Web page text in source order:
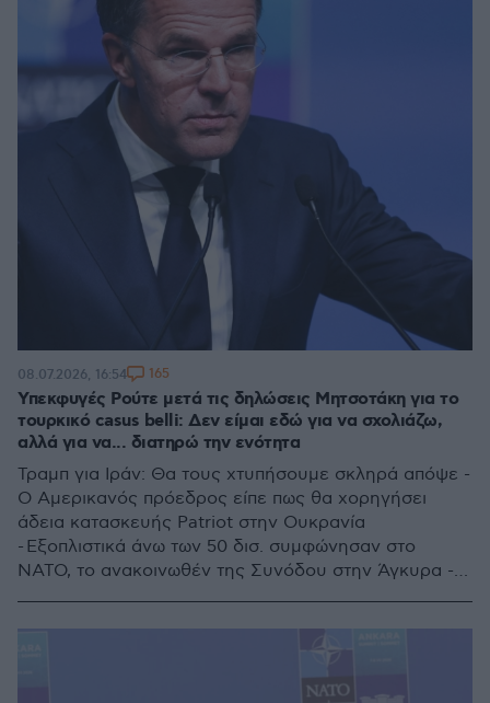
Υπεκφυγές Ρούτε μετά τις δηλώσεις Μητσοτάκη για το
τουρκικό casus belli: Δεν είμαι εδώ για να σχολιάζω,
αλλά για να... διατηρώ την ενότητα
Τραμπ για Ιράν: Θα τους χτυπήσουμε σκληρά απόψε -
Ο Αμερικανός πρόεδρος είπε πως θα χορηγήσει
άδεια κατασκευής Patriot στην Ουκρανία
- Εξοπλιστικά άνω των 50 δισ. συμφώνησαν στο
ΝΑΤΟ, το ανακοινωθέν της Συνόδου στην Άγκυρα -
08.07.2026, 16:54 165